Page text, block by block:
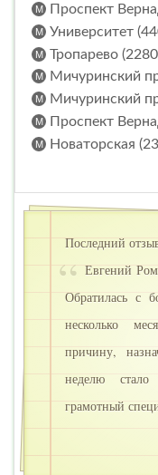
Проспект
Университет
Тропарево
Мичуринский
Мичуринский
Проспект
Новаторская
Последний
Евгений
Обратилась с
несколько
причину,
неделю
грамотный